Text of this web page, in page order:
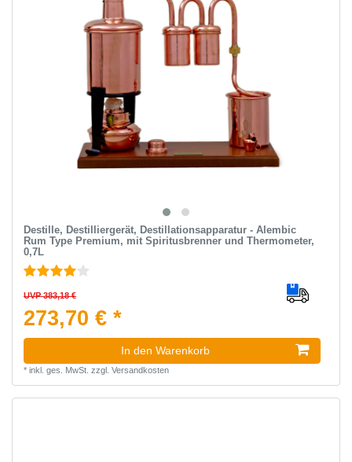
Destille, Destilliergerät, Destillationsapparatur - Alembic
Rum Type Premium, mit Spiritusbrenner und Thermometer,
0,7L
UVP 383,18 €
273,70 € *
In den Warenkorb
* inkl. ges. MwSt. zzgl. Versandkosten